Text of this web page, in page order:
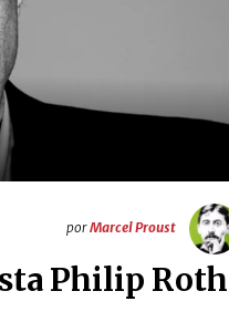
porMarcel Proust
Philip Roth